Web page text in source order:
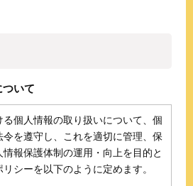
いて
個人情報の取り扱いについて、個
令を遵守し、これを適切に管理、保
報保護体制の運用・向上を目的と
シーを以下のように定めます。